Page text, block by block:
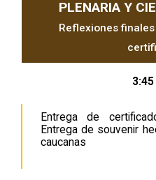
PLENARIA Y
Reflexiones
Entrega de
Entrega de souvenir
caucanas